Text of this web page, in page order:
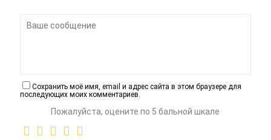
Сохранить моё имя, email и адрес сайта в этом браузере для
последующих моих комментариев.
Пожалуйста, оцените по 5 бальной шкале